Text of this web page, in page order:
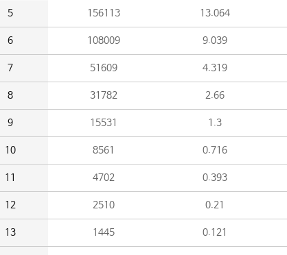
5 156113 13.064
6 108009 9.039
7 51609 4.319
8 31782 2.66
9 15531 1.3
10 8561 0.716
11 4702 0.393
12 2510 0.21
13 1445 0.121